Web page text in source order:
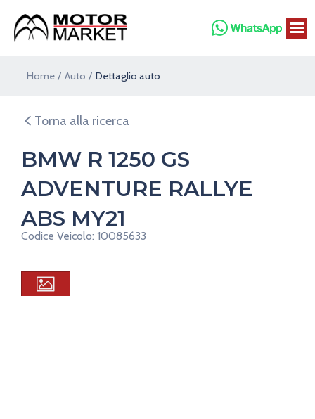
contenuto
Home Auto Dettaglio auto
Torna alla ricerca
BMW R 1250 GS
ADVENTURE RALLYE
ABS MY21
Codice Veicolo: 10085633